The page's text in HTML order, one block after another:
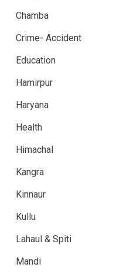
Chamba
Crime- Accident
Education
Hamirpur
Haryana
Health
Himachal
Kangra
Kinnaur
Kullu
Lahaul & Spiti
Mandi